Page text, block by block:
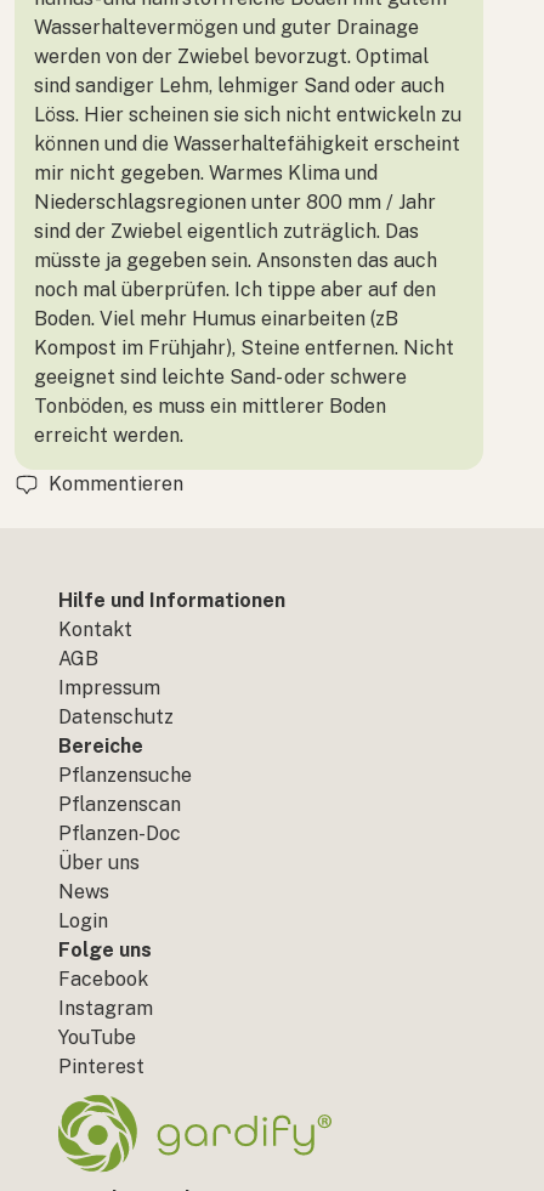
Wasserhaltevermögen und guter Drainage
werden von der Zwiebel bevorzugt. Optimal
sind sandiger Lehm, lehmiger Sand oder auch
Löss. Hier scheinen sie sich nicht entwickeln zu
können und die Wasserhaltefähigkeit erscheint
mir nicht gegeben. Warmes Klima und
Niederschlagsregionen unter 800 mm / Jahr
sind der Zwiebel eigentlich zuträglich. Das
müsste ja gegeben sein. Ansonsten das auch
noch mal überprüfen. Ich tippe aber auf den
Boden. Viel mehr Humus einarbeiten (zB
Kompost im Frühjahr), Steine entfernen. Nicht
geeignet sind leichte Sand- oder schwere
Tonböden, es muss ein mittlerer Boden
erreicht werden.
Kommentieren
Hilfe und Informationen
Kontakt
AGB
Impressum
Datenschutz
Bereiche
Pflanzensuche
Pflanzenscan
Pflanzen-Doc
Über uns
News
Login
Folge uns
Facebook
Instagram
YouTube
Pinterest